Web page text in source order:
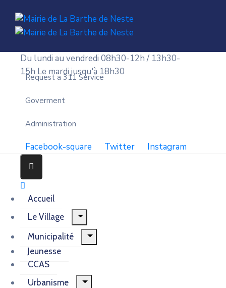
Du lundi au vendredi 08h30-12h / 13h30-
15h Le mardi jusqu'à 18h30
Request a 311 Service
Goverment
Administration
Facebook-square Twitter Instagram
Accueil
Le Village
Municipalité
Jeunesse
CCAS
Urbanisme